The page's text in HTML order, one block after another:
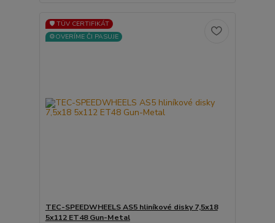
🛡️ TÜV CERTIFIKÁT
⚙️OVERÍME ČI PASUJE
TEC-SPEEDWHEELS AS5 hliníkové disky 7,5x18
5x112 ET48 Gun-Metal